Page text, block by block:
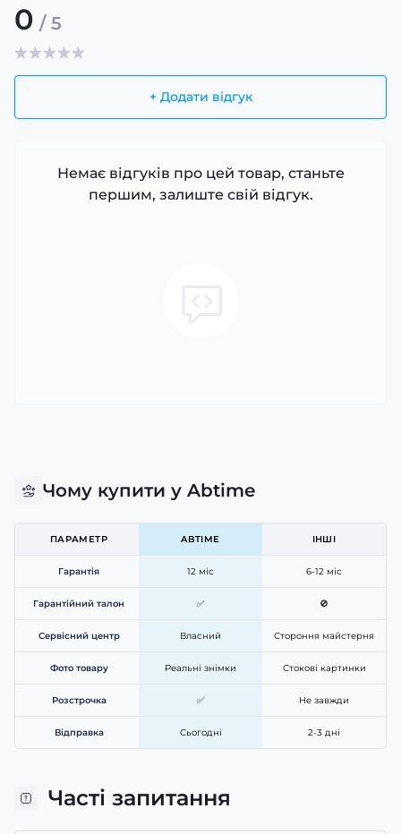
0 / 5
+ Додати відгук
Немає відгуків про цей товар, станьте
першим, залиште свій відгук.
Чому купити у Abtime
ПАРАМЕТР ABTIME ІНШІ
Гарантія 12 міс 6-12 міс
Гарантійний талон ✅ 🚫
Сервісний центр Власний Стороння майстерня
Фото товару Реальні знімки Стокові картинки
Розстрочка ✅ Не завжди
Відправка Сьогодні 2-3 дні
Часті запитання